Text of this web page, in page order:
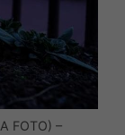
FOTO) –